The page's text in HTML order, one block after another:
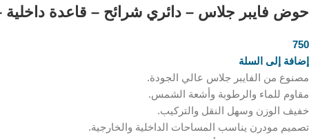
حوض فايبر جلاس – دائري شرائح – قاعدة داخلية – 50 * 50
750
إضافة إلى السلة
مصنوع من الفايبر جلاس عالي الجودة.
مقاوم للماء والرطوبة وأشعة الشمس.
خفيف الوزن وسهل النقل والتركيب.
تصميم مودرن يناسب المساحات الداخلية والخارجية.